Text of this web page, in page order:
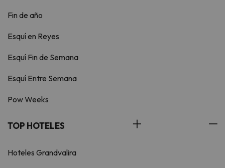
Fin de año
Esquí en Reyes
Esquí Fin de Semana
Esquí Entre Semana
Pow Weeks
TOP HOTELES
Hoteles Grandvalira